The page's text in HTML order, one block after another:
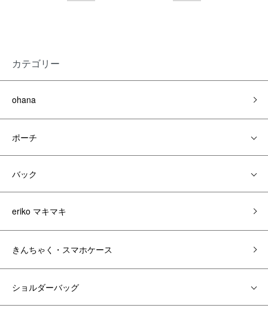
カテゴリー
ohana
ポーチ
バック
eriko マキマキ
きんちゃく・スマホケース
ショルダーバッグ